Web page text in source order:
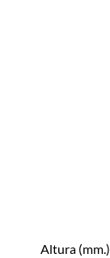
Altura (mm.)